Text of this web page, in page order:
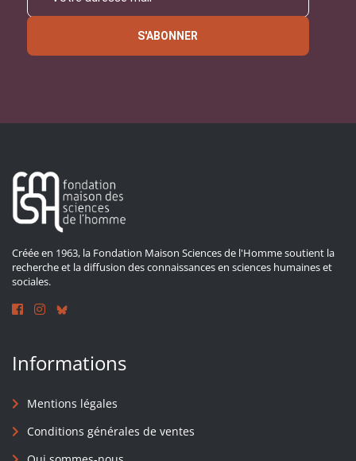
S'ABONNER
Créée en 1963, la Fondation Maison Sciences de l'Homme soutient la
recherche et la diffusion des connaissances en sciences humaines et
sociales.
Informations
Mentions légales
Conditions générales de ventes